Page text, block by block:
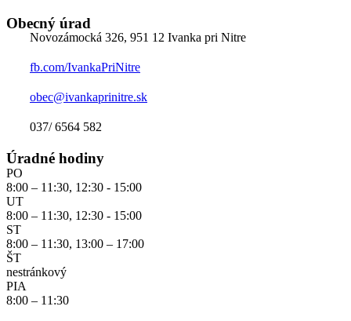
Obecný úrad
Novozámocká 326, 951 12 Ivanka pri Nitre
fb.com/IvankaPriNitre
obec@ivankaprinitre.sk
037/ 6564 582
Úradné hodiny
PO
8:00 – 11:30, 12:30 - 15:00
UT
8:00 – 11:30, 12:30 - 15:00
ST
8:00 – 11:30, 13:00 – 17:00
ŠT
nestránkový
PIA
8:00 – 11:30